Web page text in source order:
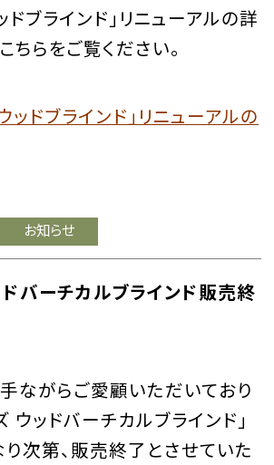
ドブラインド」リニューアルの詳
ちらをご覧ください。
ッドブラインド」リニューアルの
お知らせ
バーチカルブラインド販売終
ながらご愛顧いただいており
ウッドバーチカルブラインド」
次第、販売終了とさせていた